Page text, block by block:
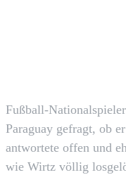
Fußball-
Paraguay gefragt, ob
antwortete offen und
wie Wirtz völlig